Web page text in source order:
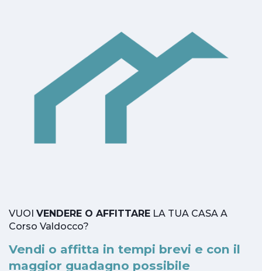
VUOI VENDERE O AFFITTARE LA TUA CASA A
Corso Valdocco?
Vendi o affitta in tempi brevi e con il
maggior guadagno possibile